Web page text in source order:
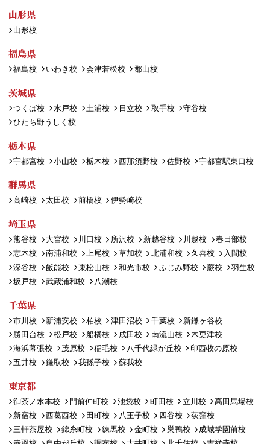
山形県
山形校
福島県
福島校 いわき校 会津若松校 郡山校
茨城県
つくば校 水戸校 土浦校 日立校 取手校
守谷校
ひたち野うしく校
栃木県
宇都宮校 小山校 栃木校 西那須野校 佐野校 宇都宮駅東口校
群馬県
高崎校 太田校 前橋校 伊勢崎校
埼玉県
熊谷校 大宮校 川口校 所沢校 新越谷校 川越校
春日部校
志木校
南浦和校 上尾校 草加校 北浦和校 久喜校
入間校
深谷校
飯能校 東松山校 和光市校 ふじみ野校 蕨校
羽生校
坂戸校
武蔵浦和校 八潮校
千葉県
市川校 新浦安校 柏校 津田沼校 千葉校
新鎌ヶ谷校
勝田台校
松戸校 船橋校 成田校 南流山校
木更津校
海浜幕張校
茂原校 稲毛校 八千代緑が丘校
印西牧の原校
五井校
鎌取校 我孫子校 蘇我校
東京都
御茶ノ水本校 門前仲町校 池袋校 町田校 立川校
高田馬場校
新宿校
西葛西校 田町校 八王子校 四谷校
荻窪校
三軒茶屋校
錦糸町校 練馬校 金町校 巣鴨校
成城学園前校